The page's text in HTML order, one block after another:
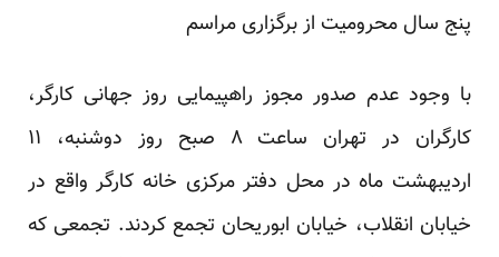
پنج سال محرومیت از برگزاری مراسم
با وجود عدم صدور مجوز راهپیمایی روز جهانی کارگر،
کارگران در تهران ساعت ۸ صبح روز دوشنبه، ۱۱
اردیبهشت ماه در محل دفتر مرکزی خانه کارگر واقع در
خیابان انقلاب، خیابان ابوریحان تجمع کردند. تجمعی که